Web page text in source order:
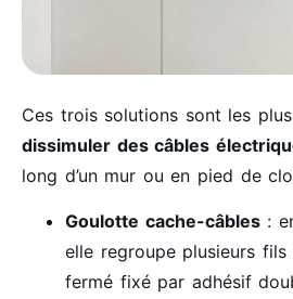
Ces trois solutions sont les
dissimuler des câbles
long d’un mur ou en pied de
Goulotte cache-câbles:
elle regroupe plusieurs fils
fermé fixé par adhésif